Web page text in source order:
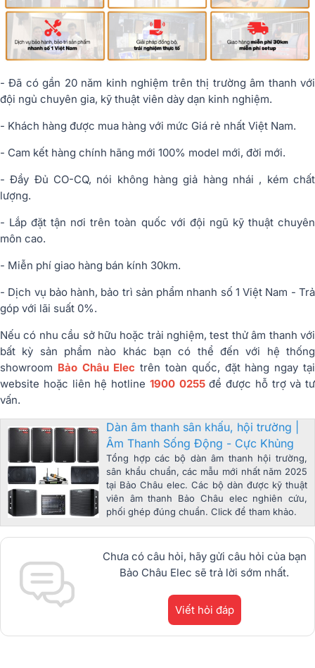
- Đã có gần 20 năm kinh nghiệm trên thị trường âm thanh với
đội ngủ chuyên gia, kỹ thuật viên dày dạn kinh nghiệm.
- Khách hàng được mua hàng với mức Giá rẻ nhất Việt Nam.
- Cam kết hàng chính hãng mới 100% model mới, đời mới.
- Đầy Đủ CO-CQ, nói không hàng giả hàng nhái , kém chất
lượng.
- Lắp đặt tận nơi trên toàn quốc với đội ngũ kỹ thuật chuyên
môn cao.
- Miễn phí giao hàng bán kính 30km.
- Dịch vụ bảo hành, bảo trì sản phẩm nhanh số 1 Việt Nam - Trả
góp với lãi suất 0%.
Nếu có nhu cầu sở hữu hoặc trải nghiệm, test thử âm thanh với
bất kỳ sản phẩm nào khác bạn có thể đến với hệ thống
showroom Bảo Châu Elec trên toàn quốc, đặt hàng ngay tại
website hoặc liên hệ hotline 1900 0255để được hỗ trợ và tư
vấn.
Dàn âm thanh sân khấu, hội trường |
Âm Thanh Sống Động - Cực Khủng‎
Tổng hợp các bộ dàn âm thanh hội trường,
sân khẩu chuẩn, các mẫu mới nhất năm 2025
tại Bảo Châu elec. Các bộ dàn được kỹ thuật
viên âm thanh Bảo Châu elec nghiên cứu,
phối ghép đúng chuẩn. Click để tham khảo.
Chưa có câu hỏi, hãy gửi câu hỏi của bạn
Bảo Châu Elec sẽ trả lời sớm nhất.
Viết hỏi đáp